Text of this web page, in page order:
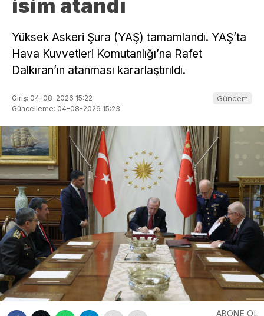
isim atandı
Yüksek Askeri Şura (YAŞ) tamamlandı. YAŞ’ta
Hava Kuvvetleri Komutanlığı’na Rafet
Dalkıran’ın atanması kararlaştırıldı.
Giriş: 04-08-2026 15:22
Güncelleme: 04-08-2026 15:23
Gündem
ABONE OL